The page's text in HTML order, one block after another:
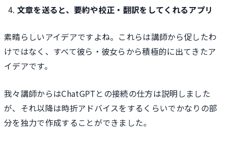
文章を送ると、要約や校正・翻訳をしてくれるアプリ
素晴らしいアイデアですよね。これらは講師から促したわ
けではなく、すべて彼ら・彼女らから積極的に出てきたア
イデアです。
我々講師からはChatGPTとの接続の仕方は説明しました
が、それ以降は時折アドバイスをするくらいでかなりの部
分を独力で作成することができました。